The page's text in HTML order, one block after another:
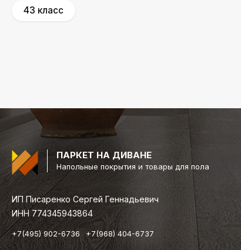
43 класс
ПАРКЕТ НА ДИВАНЕ
Напольные покрытия и товары для пола
ИП Писаренко Сергей Геннадьевич
ИНН 774345943864
+7(495) 902-6736 +7(968) 404-6737